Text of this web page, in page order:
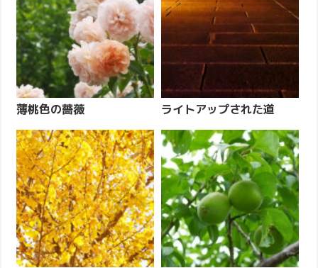
薄桃色の薔薇 ライトアップされた道